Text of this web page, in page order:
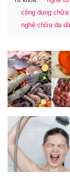
công dụng
nghệ chữa dạ